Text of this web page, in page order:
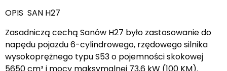
OPIS SAN H27
Zasadniczą cechą Sanów H27 było zastosowanie do
napędu pojazdu 6-cylindrowego, rzędowego silnika
wysokoprężnego typu S53 o pojemności skokowej
5650 cm³ i mocy maksymalnej 73,6 kW (100 KM).